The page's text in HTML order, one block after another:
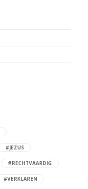
#JEZUS
#RECHTVAARDIG
#VERKLAREN